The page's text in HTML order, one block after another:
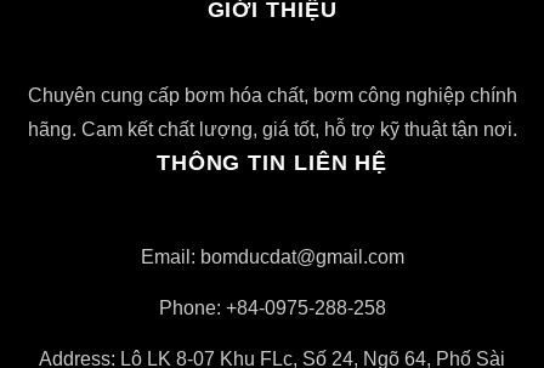
GIỚI THIỆU
Chuyên cung cấp bơm hóa chất, bơm công nghiệp chính
hãng. Cam kết chất lượng, giá tốt, hỗ trợ kỹ thuật tận nơi.
THÔNG TIN LIÊN HỆ
Email: bomducdat@gmail.com
Phone: +84-0975-288-258
Address: Lô LK 8-07 Khu FLc, Số 24, Ngõ 64, Phố Sài